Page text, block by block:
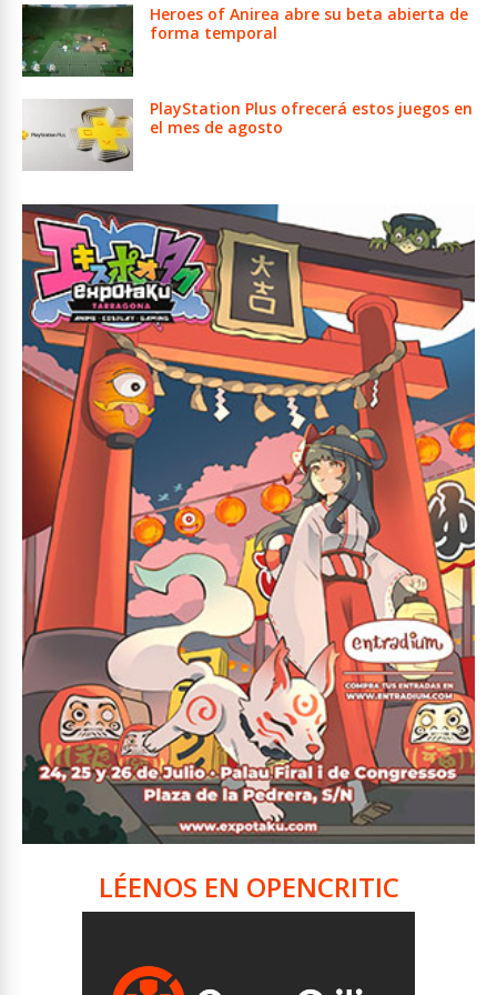
Heroes of Anirea abre su beta abierta de
forma temporal
PlayStation Plus ofrecerá estos juegos en
el mes de agosto
LÉENOS EN OPENCRITIC